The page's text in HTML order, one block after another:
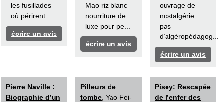
les fusillades
où périrent...
écrire un avis
Mao riz blanc
nourriture de
luxe pour pe...
écrire un avis
ouvrage de
nostalgérie
pas
d’algéropédagog...
écrire un avis
Pierre Naville :
Biographie d’un
Pilleurs de
tombe , Yao Fei-
Pisey: Rescapée
de l’enfer des